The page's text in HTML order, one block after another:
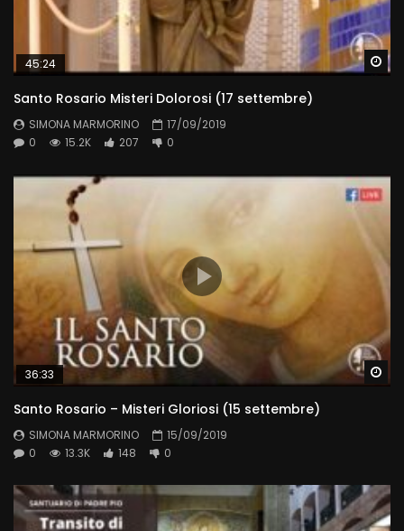
45:24
Santo Rosario Misteri Dolorosi (17 settembre)
SIMONA MARMORINO
17/09/2019
0
15.2K 207 0
36:33
Santo Rosario – Misteri Gloriosi (15 settembre)
SIMONA MARMORINO
15/09/2019
0
13.3K 148 0